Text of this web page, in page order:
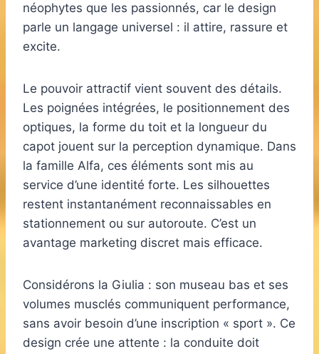
néophytes que les passionnés, car le design
parle un langage universel : il attire, rassure et
excite.
Le pouvoir attractif vient souvent des détails.
Les poignées intégrées, le positionnement des
optiques, la forme du toit et la longueur du
capot jouent sur la perception dynamique. Dans
la famille Alfa, ces éléments sont mis au
service d’une identité forte. Les silhouettes
restent instantanément reconnaissables en
stationnement ou sur autoroute. C’est un
avantage marketing discret mais efficace.
Considérons la Giulia : son museau bas et ses
volumes musclés communiquent performance,
sans avoir besoin d’une inscription « sport ». Ce
design crée une attente : la conduite doit